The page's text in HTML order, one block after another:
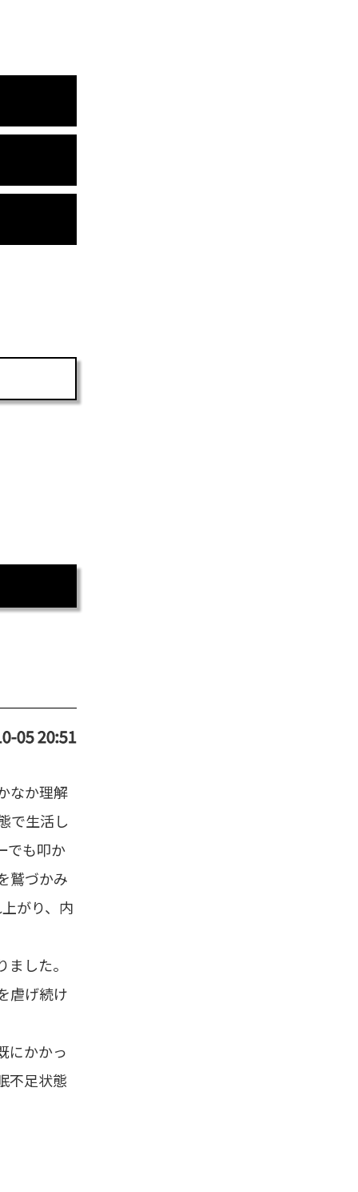
05 20:51
なか理解
で生活し
でも叩か
鷲づかみ
がり、内
した。
虐げ続け
にかかっ
不足状態